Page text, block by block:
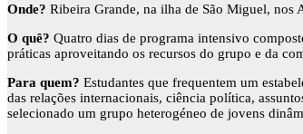
Onde? Ribeira Grande, na ilha de São Miguel, nos
O quê? Quatro dias de programa intensivo
práticas aproveitando os recursos do grupo e da
Para quem? Estudantes que frequentem um
das relações internacionais, ciência política,
selecionado um grupo heterogéneo de jovens